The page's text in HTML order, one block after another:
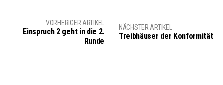
VORHERIGER ARTIKEL
Einspruch 2 geht in die 2.
Runde
NÄCHSTER ARTIKEL
Treibhäuser der Konformität